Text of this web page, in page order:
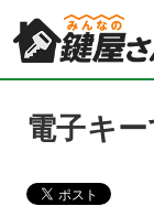
電子キ